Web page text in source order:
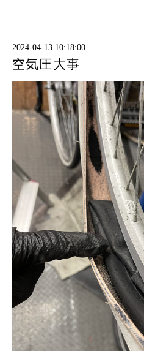
2024-04-13 10:18:00
空気圧大事